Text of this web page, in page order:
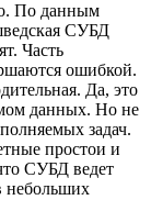
По данным
СУБД
Часть
ошибкой.
Да, это
данных. Но не
задач.
простои и
СУБД ведет
небольших